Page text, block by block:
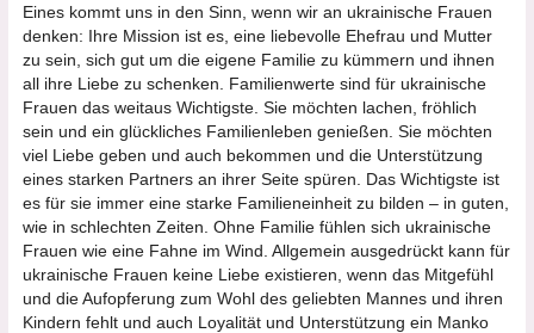
Eines kommt uns in den Sinn, wenn wir an ukrainische Frauen
denken: Ihre Mission ist es, eine liebevolle Ehefrau und Mutter
zu sein, sich gut um die eigene Familie zu kümmern und ihnen
all ihre Liebe zu schenken. Familienwerte sind für ukrainische
Frauen das weitaus Wichtigste. Sie möchten lachen, fröhlich
sein und ein glückliches Familienleben genießen. Sie möchten
viel Liebe geben und auch bekommen und die Unterstützung
eines starken Partners an ihrer Seite spüren. Das Wichtigste ist
es für sie immer eine starke Familieneinheit zu bilden – in guten,
wie in schlechten Zeiten. Ohne Familie fühlen sich ukrainische
Frauen wie eine Fahne im Wind. Allgemein ausgedrückt kann für
ukrainische Frauen keine Liebe existieren, wenn das Mitgefühl
und die Aufopferung zum Wohl des geliebten Mannes und ihren
Kindern fehlt und auch Loyalität und Unterstützung ein Manko